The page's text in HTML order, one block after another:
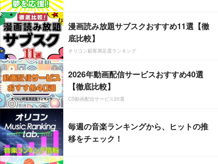
漫画読み放題サブスクおすすめ11選【徹
底比較】
オリコン顧客満足度ランキング
2026年動画配信サービスおすすめ40選
【徹底比較】
CS動画配信サービス20選
毎週の音楽ランキングから、ヒットの推
移をチェック！